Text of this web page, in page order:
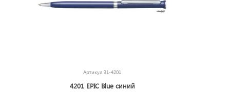
Артикул 31-4201
4201 EPIC Blue синий